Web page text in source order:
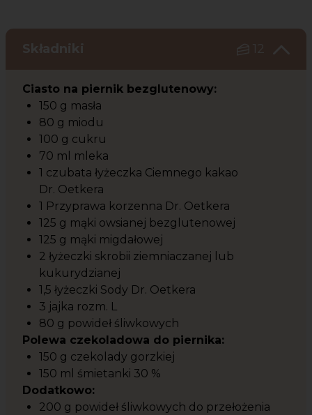
Składniki 12
Ciasto na piernik bezglutenowy:
150 g masła
80 g miodu
100 g cukru
70 ml mleka
1 czubata łyżeczka Ciemnego kakao
Dr. Oetkera
1 Przyprawa korzenna Dr. Oetkera
125 g mąki owsianej bezglutenowej
125 g mąki migdałowej
2 łyżeczki skrobii ziemniaczanej lub
kukurydzianej
1,5 łyżeczki Sody Dr. Oetkera
3 jajka rozm. L
80 g powideł śliwkowych
Polewa czekoladowa do piernika:
150 g czekolady gorzkiej
150 ml śmietanki 30 %
Dodatkowo:
200 g powideł śliwkowych do przełożenia